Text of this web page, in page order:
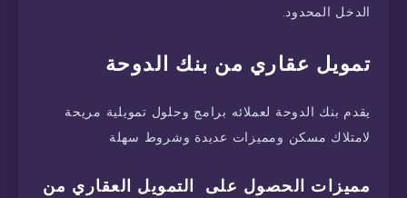
الدخل المحدود.
تمويل عقاري من بنك الدوحة
يقدم بنك الدوحة لعملائه برامج وحلول تمويلية مريحة
لامتلاك مسكن ومميزات عديدة وشروط سهلة
مميزات الحصول على التمويل العقاري من